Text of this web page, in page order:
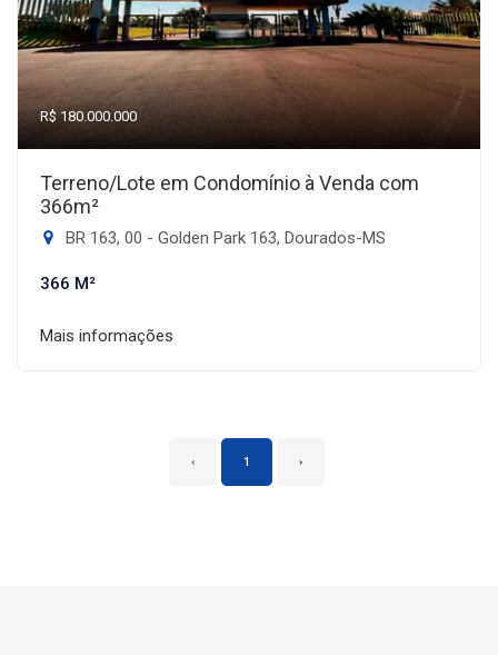
R$ 180.000.000
Terreno/Lote em Condomínio à Venda com
366m²
BR 163, 00 - Golden Park 163, Dourados-MS
366 M²
Mais informações
‹ 1 ›